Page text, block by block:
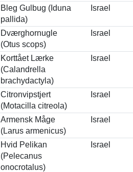
Bleg Gulbug (Iduna
pallida)
Israel
Dværghornugle
(Otus scops)
Israel
Korttået Lærke
(Calandrella
brachydactyla)
Israel
Citronvipstjert
(Motacilla citreola)
Israel
Armensk Måge
(Larus armenicus)
Israel
Hvid Pelikan
(Pelecanus
onocrotalus)
Israel